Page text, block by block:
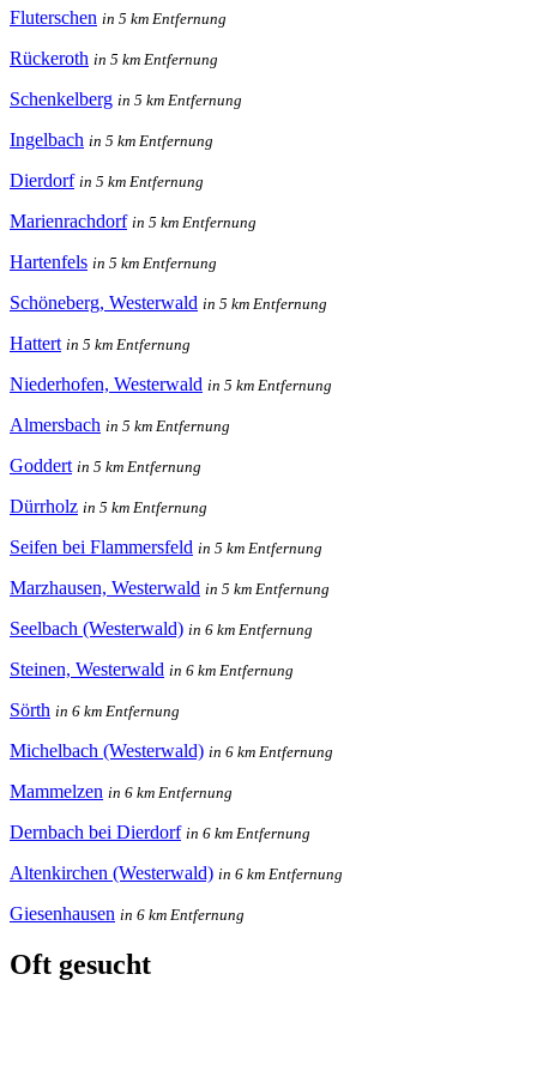
Fluterschen in 5 km Entfernung
Rückeroth in 5 km Entfernung
Schenkelberg in 5 km Entfernung
Ingelbach in 5 km Entfernung
Dierdorf in 5 km Entfernung
Marienrachdorf in 5 km Entfernung
Hartenfels in 5 km Entfernung
Schöneberg, Westerwald in 5 km Entfernung
Hattert in 5 km Entfernung
Niederhofen, Westerwald in 5 km Entfernung
Almersbach in 5 km Entfernung
Goddert in 5 km Entfernung
Dürrholz in 5 km Entfernung
Seifen bei Flammersfeld in 5 km Entfernung
Marzhausen, Westerwald in 5 km Entfernung
Seelbach (Westerwald) in 6 km Entfernung
Steinen, Westerwald in 6 km Entfernung
Sörth in 6 km Entfernung
Michelbach (Westerwald) in 6 km Entfernung
Mammelzen in 6 km Entfernung
Dernbach bei Dierdorf in 6 km Entfernung
Altenkirchen (Westerwald) in 6 km Entfernung
Giesenhausen in 6 km Entfernung
Oft gesucht